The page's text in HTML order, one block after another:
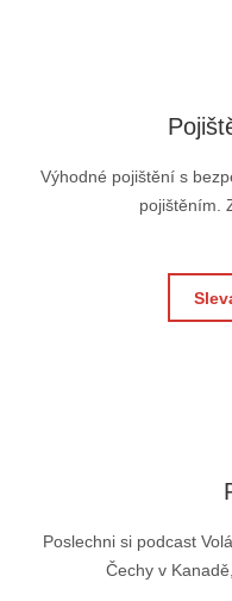
Výhodné pojištění s
pojištěním.
Poslechni si podcast
Čechy v